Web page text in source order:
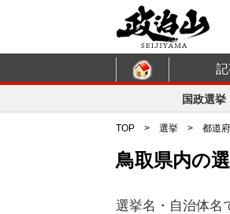
国政選挙
TOP > 選挙 > 都道
鳥取県内の
選挙名・自治体名